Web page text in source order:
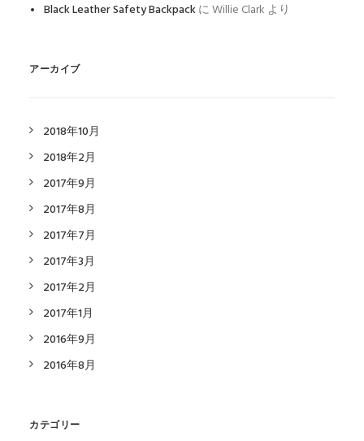
Black Leather Safety BackpackにWillie Clark より
アーカイブ
2018年10月
2018年2月
2017年9月
2017年8月
2017年7月
2017年3月
2017年2月
2017年1月
2016年9月
2016年8月
カテゴリー